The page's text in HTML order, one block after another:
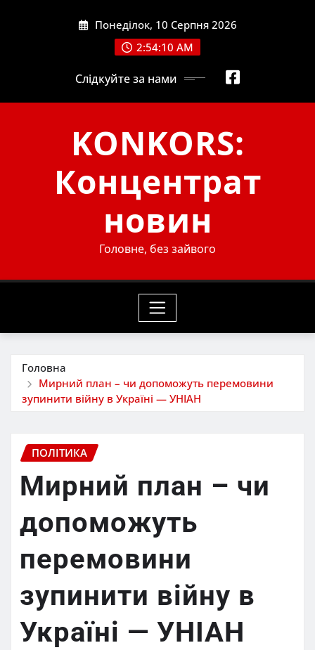
Понеділок, 10 Серпня 2026
2:54:11 AM
Слідкуйте за нами
KONKORS:
Концентрат
новин
Головне, без зайвого
Головна
Мирний план – чи допоможуть перемовини
зупинити війну в Україні — УНІАН
ПОЛІТИКА
Мирний план – чи
допоможуть
перемовини
зупинити війну в
Україні — УНІАН